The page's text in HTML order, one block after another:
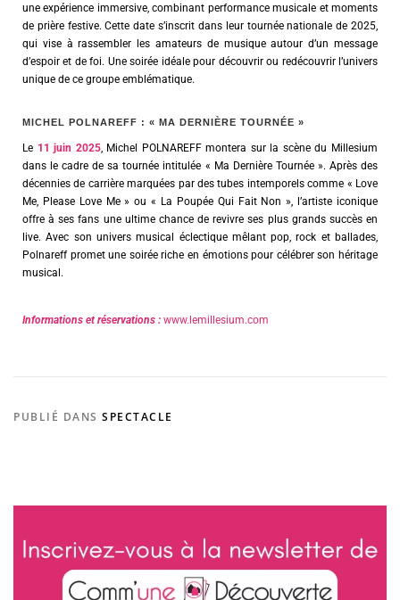
une expérience immersive, combinant performance musicale et moments
de prière festive. Cette date s’inscrit dans leur tournée nationale de 2025,
qui vise à rassembler les amateurs de musique autour d’un message
d’espoir et de foi. Une soirée idéale pour découvrir ou redécouvrir l’univers
unique de ce groupe emblématique.
MICHEL POLNAREFF : « MA DERNIÈRE TOURNÉE »
Le 11 juin 2025, Michel POLNAREFF montera sur la scène du Millesium
dans le cadre de sa tournée intitulée « Ma Dernière Tournée ». Après des
décennies de carrière marquées par des tubes intemporels comme « Love
Me, Please Love Me » ou « La Poupée Qui Fait Non », l’artiste iconique
offre à ses fans une ultime chance de revivre ses plus grands succès en
live. Avec son univers musical éclectique mêlant pop, rock et ballades,
Polnareff promet une soirée riche en émotions pour célébrer son héritage
musical.
Informations et réservations : www.lemillesium.com
PUBLIÉ DANS SPECTACLE